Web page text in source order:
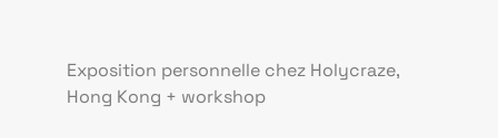
Exposition personnelle chez Holycraze,
Hong Kong + workshop